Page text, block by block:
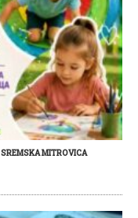
SREMSKA MITROVICA